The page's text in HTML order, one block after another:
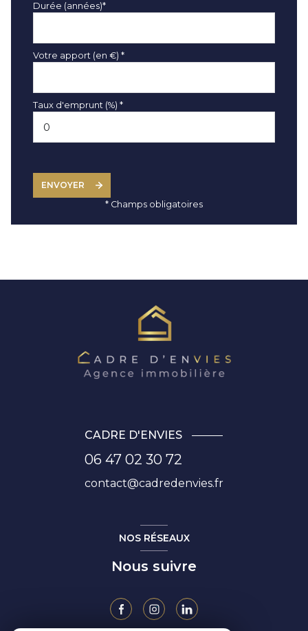
Durée (années)*
Votre apport (en €) *
Taux d'emprunt (%) *
ENVOYER
* Champs obligatoires
CADRE D'ENVIES
06 47 02 30 72
contact@cadredenvies.fr
NOS RÉSEAUX
Nous suivre